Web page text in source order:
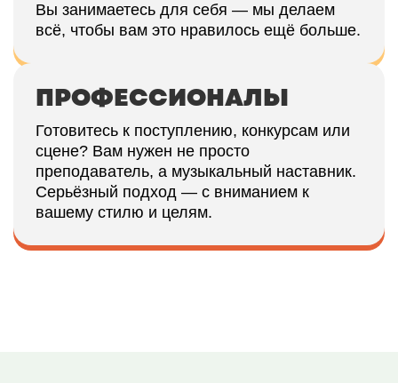
Вы занимаетесь для себя — мы делаем
всё, чтобы вам это нравилось ещё больше.
ПРОФЕССИОНАЛЫ
Готовитесь к поступлению, конкурсам или
сцене? Вам нужен не просто
преподаватель, а музыкальный наставник.
Серьёзный подход — с вниманием к
вашему стилю и целям.